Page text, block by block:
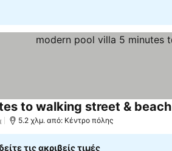
to walking street & beach
5.2 χλμ. από: Κέντρο πόλης
τις ακριβείς τιμές